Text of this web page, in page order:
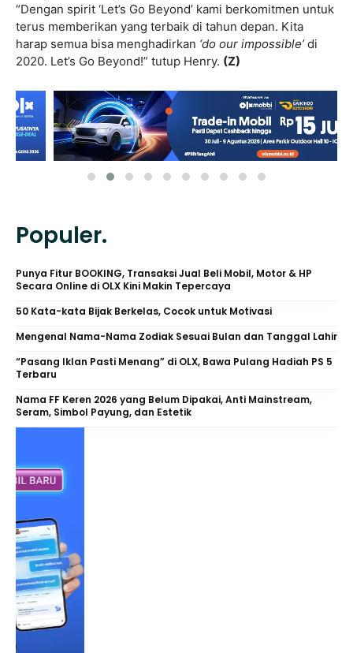
“Dengan spirit ‘Let’s Go Beyond’ kami berkomitmen untuk
terus memberikan yang terbaik di tahun depan. Kita
harap semua bisa menghadirkan ‘do our impossible’di
2020. Let’s Go Beyond!” tutup Henry. (Z)
Populer.
Punya Fitur BOOKING, Transaksi Jual Beli Mobil, Motor & HP
Secara Online di OLX Kini Makin Tepercaya
50 Kata-kata Bijak Berkelas, Cocok untuk Motivasi
Mengenal Nama-Nama Zodiak Sesuai Bulan dan Tanggal Lahir
“Pasang Iklan Pasti Menang” di OLX, Bawa Pulang Hadiah PS 5
Terbaru
Nama FF Keren 2026 yang Belum Dipakai, Anti Mainstream,
Seram, Simbol Payung, dan Estetik